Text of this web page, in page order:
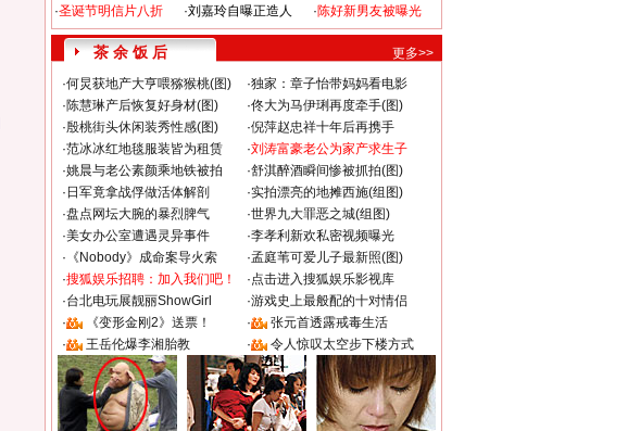
·圣诞节明信片八折
·刘嘉玲自曝正造人
·陈好新男友被曝光
茶 余 饭 后
更多>>
·何炅获地产大亨喂猕猴桃(图) ·独家：章子怡带妈妈看电影
·陈慧琳产后恢复好身材(图) ·佟大为马伊琍再度牵手(图)
·殷桃街头休闲装秀性感(图) ·倪萍赵忠祥十年后再携手
·范冰冰红地毯服装皆为租赁 ·刘涛富豪老公为家产求生子
·姚晨与老公素颜乘地铁被拍 ·舒淇醉酒瞬间惨被抓拍(图)
· 日军竟拿战俘做活体解剖 ·实拍漂亮的地摊西施(组图)
·盘点网坛大腕的暴烈脾气 ·世界九大罪恶之城(组图)
·美女办公室遭遇灵异事件 ·李孝利新欢私密视频曝光
· 《Nobody》成命案导火索 ·孟庭苇可爱儿子最新照(图)
·搜狐娱乐招聘：加入我们吧！ ·点击进入搜狐娱乐影视库
·台北电玩展靓丽ShowGirl ·游戏史上最般配的十对情侣
·
《变形金刚2》送票！ ·
张元首透露戒毒生活
·
王岳伦爆李湘胎教 · 令人惊叹太空步下楼方式